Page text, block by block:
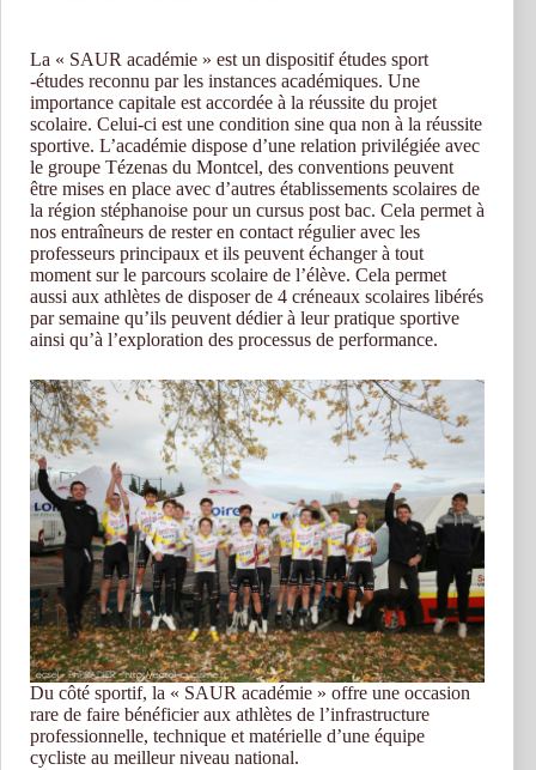
La « SAUR académie » est un dispositif études sport
-études reconnu par les instances académiques. Une
importance capitale est accordée à la réussite du projet
scolaire. Celui-ci est une condition sine qua non à la réussite
sportive. L’académie dispose d’une relation privilégiée avec
le groupe Tézenas du Montcel, des conventions peuvent
être mises en place avec d’autres établissements scolaires de
la région stéphanoise pour un cursus post bac. Cela permet à
nos entraîneurs de rester en contact régulier avec les
professeurs principaux et ils peuvent échanger à tout
moment sur le parcours scolaire de l’élève. Cela permet
aussi aux athlètes de disposer de 4 créneaux scolaires libérés
par semaine qu’ils peuvent dédier à leur pratique sportive
ainsi qu’à l’exploration des processus de performance.
Du côté sportif, la « SAUR académie » offre une occasion
rare de faire bénéficier aux athlètes de l’infrastructure
professionnelle, technique et matérielle d’une équipe
cycliste au meilleur niveau national.